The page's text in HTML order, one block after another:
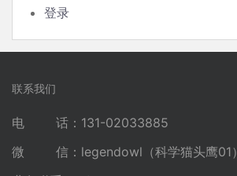
登录
联系我们
电 话：131-02033885
微 信：legendowl（科学猫头鹰01）